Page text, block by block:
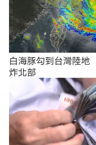
白海豚勾到台灣陸地
炸北部